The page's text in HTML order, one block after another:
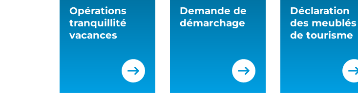
Opérations
tranquillité
vacances
Demande de
démarchage
Déclaration
des meublés
de tourisme